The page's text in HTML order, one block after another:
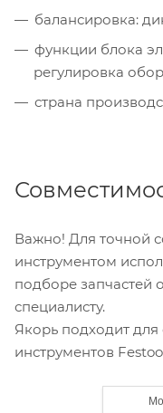
балансировка:
функции блока
регулировка
страна
Важно! Для точной
инструментом
подборе запчастей
специалисту.
Якорь подходит
инструментов